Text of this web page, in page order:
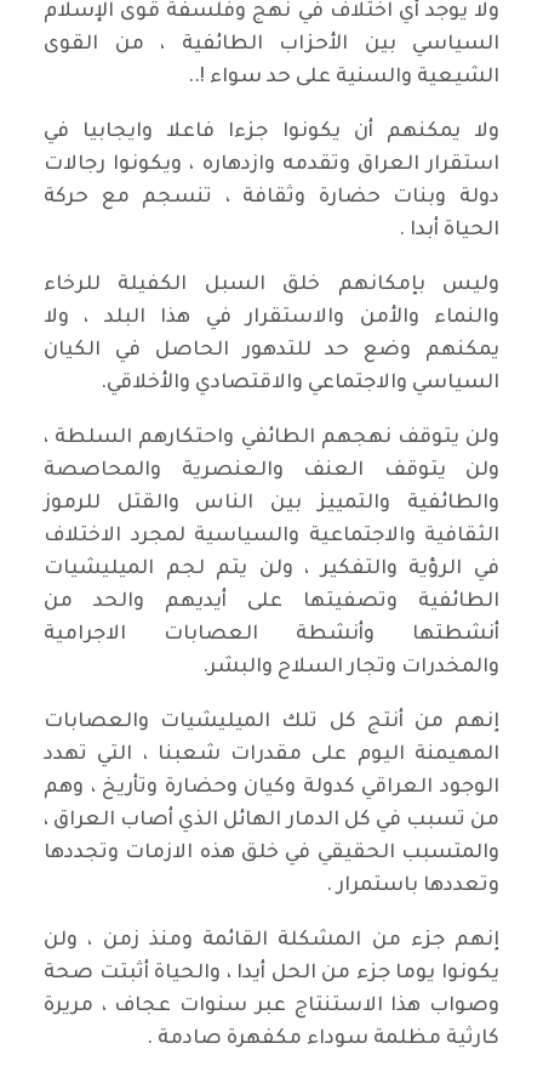
ولا يوجد أي اختلاف في نهج وفلسفة قوى الإسلام
السياسي بين الأحزاب الطائفية ، من القوى
الشيعية والسنية على حد سواء !..
ولا يمكنهم أن يكونوا جزءا فاعلا وايجابيا في
استقرار العراق وتقدمه وازدهاره ، ويكونوا رجالات
دولة وبنات حضارة وثقافة ، تنسجم مع حركة
الحياة أبدا .
وليس بإمكانهم خلق السبل الكفيلة للرخاء
والنماء والأمن والاستقرار في هذا البلد ، ولا
يمكنهم وضع حد للتدهور الحاصل في الكيان
السياسي والاجتماعي والاقتصادي والأخلاقي.
ولن يتوقف نهجهم الطائفي واحتكارهم السلطة ،
ولن يتوقف العنف والعنصرية والمحاصصة
والطائفية والتمييز بين الناس والقتل للرموز
الثقافية والاجتماعية والسياسية لمجرد الاختلاف
في الرؤية والتفكير ، ولن يتم لجم الميليشيات
الطائفية وتصفيتها على أيديهم والحد من
أنشطتها وأنشطة العصابات الاجرامية
والمخدرات وتجار السلاح والبشر.
إنهم من أنتج كل تلك الميليشيات والعصابات
المهيمنة اليوم على مقدرات شعبنا ، التي تهدد
الوجود العراقي كدولة وكيان وحضارة وتأريخ ، وهم
من تسبب في كل الدمار الهائل الذي أصاب العراق ،
والمتسبب الحقيقي في خلق هذه الازمات وتجددها
وتعددها باستمرار .
إنهم جزء من المشكلة القائمة ومنذ زمن ، ولن
يكونوا يوما جزء من الحل أيدا ، والحياة أثبتت صحة
وصواب هذا الاستنتاج عبر سنوات عجاف ، مريرة
كارثية مظلمة سوداء مكفهرة صادمة .